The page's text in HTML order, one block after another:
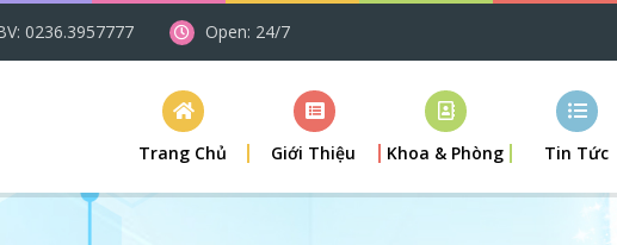
0236.3957777 Open: 24/7
Trang Chủ Giới Thiệu Khoa & Phòng Tin Tức